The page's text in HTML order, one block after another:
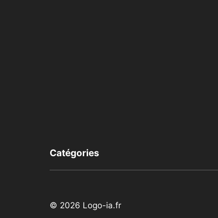
Catégories
© 2026 Logo-ia.fr